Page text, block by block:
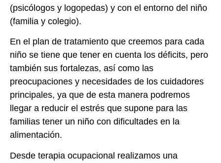
(psicólogos y logopedas) y con el entorno del niño
(familia y colegio).
En el plan de tratamiento que creemos para cada
niño se tiene que tener en cuenta los déficits, pero
también sus fortalezas, así como las
preocupaciones y necesidades de los cuidadores
principales, ya que de esta manera podremos
llegar a reducir el estrés que supone para las
familias tener un niño con dificultades en la
alimentación.
Desde terapia ocupacional realizamos una